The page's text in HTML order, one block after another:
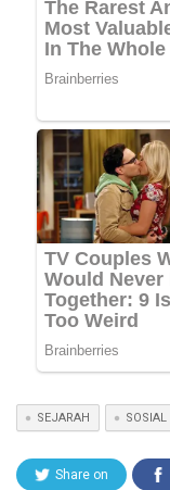
SEJARAH SOSIAL
Share on